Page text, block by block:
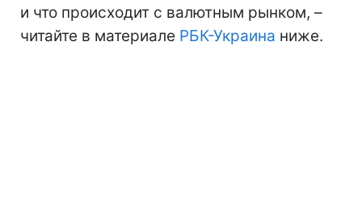
и что происходит с валютным рынком, –
читайте в материале РБК-Украина ниже.